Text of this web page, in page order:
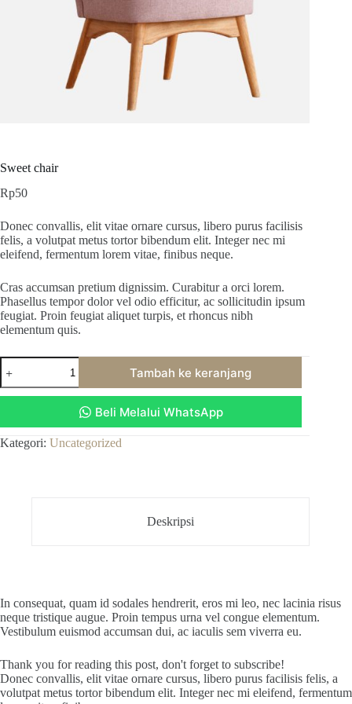
Sweet chair
Rp50
Donec convallis, elit vitae ornare cursus, libero purus facilisis
felis, a volutpat metus tortor bibendum elit. Integer nec mi
eleifend, fermentum lorem vitae, finibus neque.
Cras accumsan pretium dignissim. Curabitur a orci lorem.
Phasellus tempor dolor vel odio efficitur, ac sollicitudin ipsum
feugiat. Proin feugiat aliquet turpis, et rhoncus nibh
elementum quis.
Kuantitas
Sweet
chair
Tambah ke keranjang
Beli Melalui WhatsApp
Kategori: Uncategorized
Deskripsi
In consequat, quam id sodales hendrerit, eros mi leo, nec lacinia risus
neque tristique augue. Proin tempus urna vel congue elementum.
Vestibulum euismod accumsan dui, ac iaculis sem viverra eu.
Thank you for reading this post, don't forget to subscribe!
Donec convallis, elit vitae ornare cursus, libero purus facilisis felis, a
volutpat metus tortor bibendum elit. Integer nec mi eleifend, fermentum